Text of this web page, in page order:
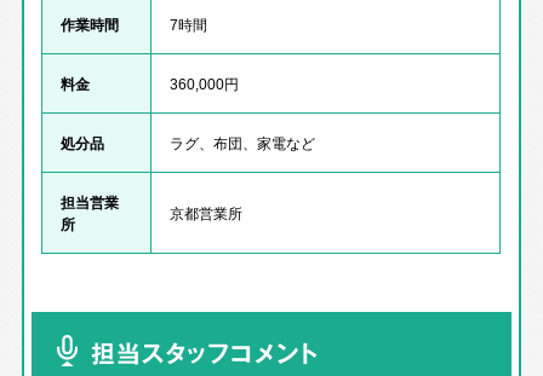
作業時間 7時間
料金 360,000円
処分品 ラグ、布団、家電など
担当営業
所
京都営業所
担当スタッフコメント